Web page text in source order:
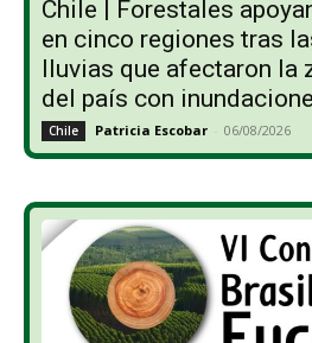
Chile | Forestales
en cinco regiones tras
lluvias que afectaron la
del país con
Chile Patricia Escobar - 06/08/2026